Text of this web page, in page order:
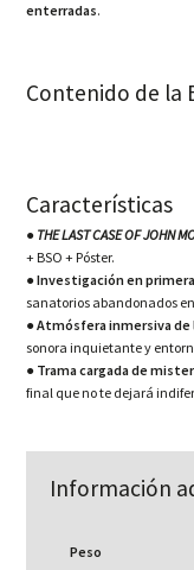
enterradas.
Contenido de la
Características
● THE LAST CASE OF JOHN
+ BSO + Póster.
● Investigación en
sanatorios abandonados
● Atmósfera inmersiva de
sonora inquietante y
● Trama cargada de
final que no te dejará
Información
Peso